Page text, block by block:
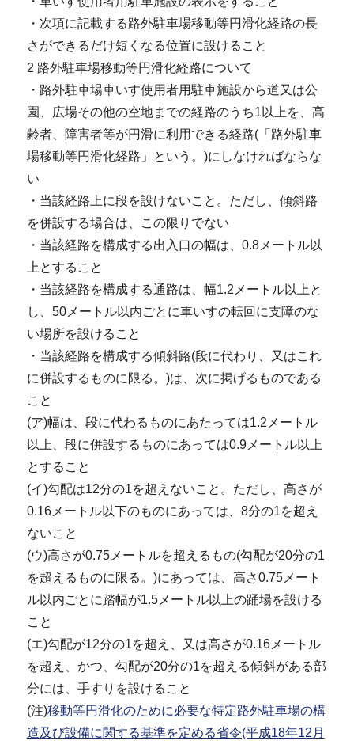
・次項に記載する路外駐車場移動等円滑化経路の長
さができるだけ短くなる位置に設けること
2 路外駐車場移動等円滑化経路について
・路外駐車場車いす使用者用駐車施設から道又は公
園、広場その他の空地までの経路のうち1以上を、高
齢者、障害者等が円滑に利用できる経路(「路外駐車
場移動等円滑化経路」という。)にしなければならな
い
・当該経路上に段を設けないこと。ただし、傾斜路
を併設する場合は、この限りでない
・当該経路を構成する出入口の幅は、0.8メートル以
上とすること
・当該経路を構成する通路は、幅1.2メートル以上と
し、50メートル以内ごとに車いすの転回に支障のな
い場所を設けること
・当該経路を構成する傾斜路(段に代わり、又はこれ
に併設するものに限る。)は、次に掲げるものである
こと
(ア)幅は、段に代わるものにあたっては1.2メートル
以上、段に併設するものにあっては0.9メートル以上
とすること
(イ)勾配は12分の1を超えないこと。ただし、高さが
0.16メートル以下のものにあっては、8分の1を超え
ないこと
(ウ)高さが0.75メートルを超えるもの(勾配が20分の1
を超えるものに限る。)にあっては、高さ0.75メート
ル以内ごとに踏幅が1.5メートル以上の踊場を設ける
こと
(エ)勾配が12分の1を超え、又は高さが0.16メートル
を超え、かつ、勾配が20分の1を超える傾斜がある部
分には、手すりを設けること
(注)移動等円滑化のために必要な特定路外駐車場の構
造及び設備に関する基準を定める省令(平成18年12月